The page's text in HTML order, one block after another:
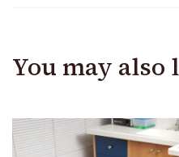
You may also